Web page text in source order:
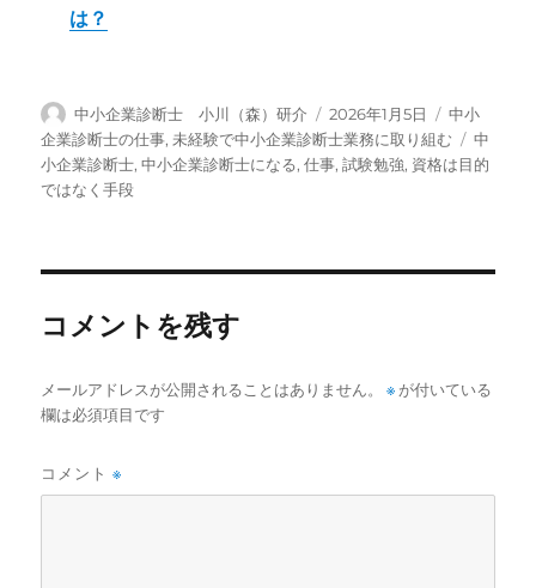
は？
投
稿
者
中小企業診断士 小川（森）研介
投
稿
日:
2026年1月5日
カ
テ
ゴ
中小
企業診断士の仕事, 未経験で中小企業診断士業務に取り組む
タ
グ
中
小企業診断士,中小企業診断士になる,仕事,試験勉強, 資格は目的
ではなく手段
コメントを残す
メールアドレスが公開されることはありません。 ※ が付いている
欄は必須項目です
コメント※